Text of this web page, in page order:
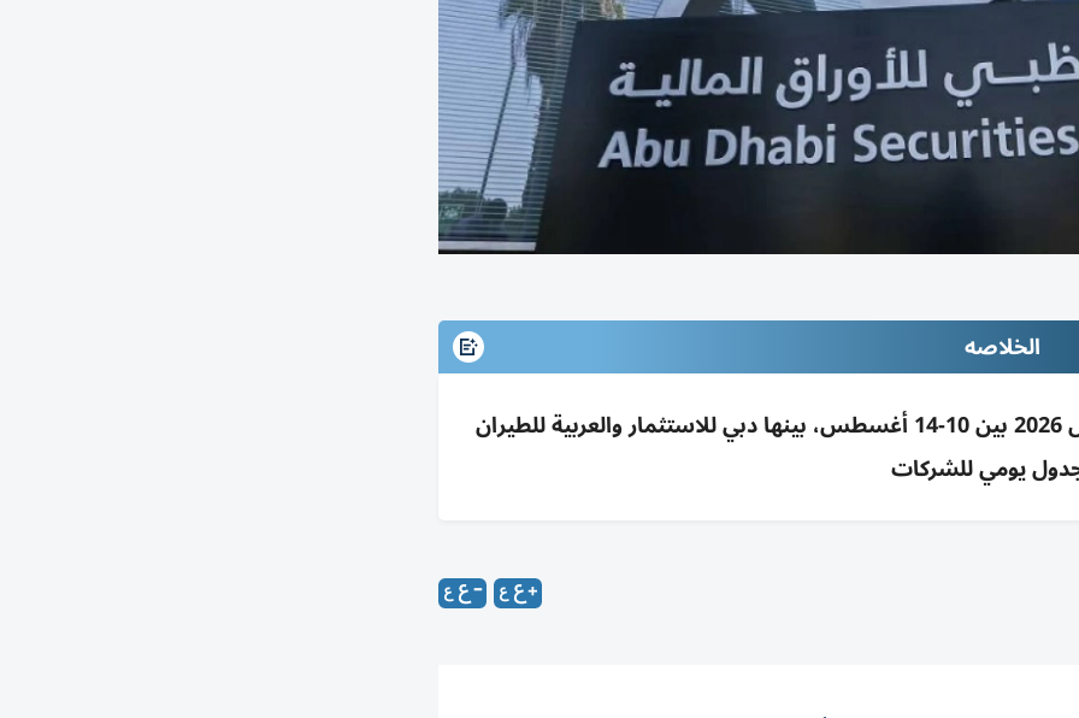
الخلاصه
46 شركة مدرجة بالإمارات تعلن نتائج النصف الأول 2026 بين 10-14 أغسطس، بينها دبي للاستثمار والعربية للطيران
يومي للشركات